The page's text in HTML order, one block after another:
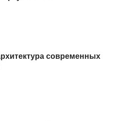
современных